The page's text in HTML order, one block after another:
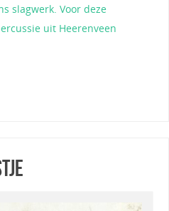
slagwerk. Voor deze
uit Heerenveen